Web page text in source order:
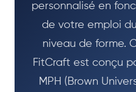
personnalisé en
de votre emploi
niveau de forme.
FitCraft est conçu
MPH (Brown